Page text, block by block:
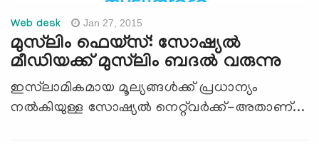
Web desk Jan 27, 2015
മുസ്‍ലിം ഫെയ്സ്: സോഷ്യല്‍
മീഡിയക്ക് മുസ്‍ലിം ബദല്‍ വരുന്നു
ഇസ്‍ലാമികമായ മൂല്യങ്ങള്‍ക്ക് പ്രധാന്യം
നല്‍കിയുള്ള സോഷ്യല്‍ നെറ്റ്‍വര്‍ക്ക്-അതാണ്...